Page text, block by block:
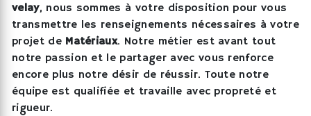
velay, nous sommes à votre disposition pour vous
transmettre les renseignements nécessaires à votre
projet de Matériaux. Notre métier est avant tout
notre passion et le partager avec vous renforce
encore plus notre désir de réussir. Toute notre
équipe est qualifiée et travaille avec propreté et
rigueur.